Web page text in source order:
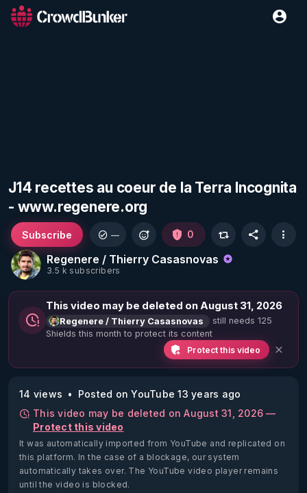
J14 recettes au coeur de la Terra Incognita
- www.regenere.org
Regenere / Thierry Casasnovas
3.5 k subscribers
Subscribe — 0
This video may be deleted on August 31, 2026
Regenere / Thierry Casasnovas
still needs 125
Shields this month to protect its content
Protect this video
14 views
Posted on YouTube 13 years ago
This video may be deleted on August 31, 2026 —
Protect this video
It was automatically imported from YouTube and replicated on
this platform. In the case of a blockage, our system
automatically takes over. The YouTube video player remains
until the video is blocked.